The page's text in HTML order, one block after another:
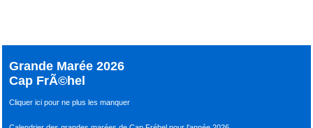
Grande Marée 2026
Cap FrÃ©hel
Cliquer ici pour ne plus les manquer